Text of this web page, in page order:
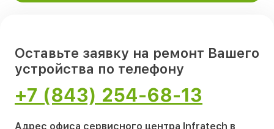
Оставьте заявку на ремонт Вашего
устройства по телефону
+7 (843) 254-68-13
Адрес офиса сервисного центра Infratech в